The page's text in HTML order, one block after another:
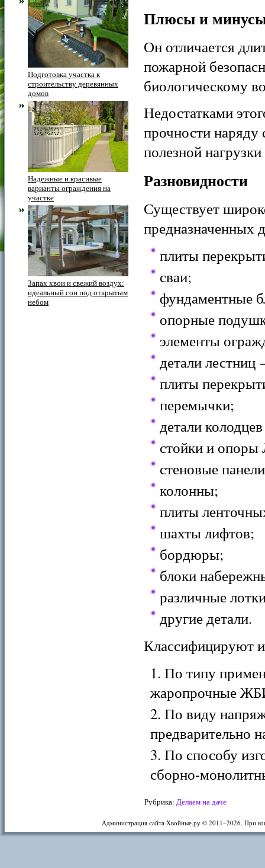
Подготовка участка к
строительству деревянных
домов
Надежные и красивые
варианты ограждения на
участке
Запах хвои и свежий воздух:
идеальный сон под открытым
небом
Плюсы и
Он отличается
пожарной
биологическому
Недостатками
прочности
полезной
Разновидности
Существует
предназначенных
плиты
сваи;
фундаментные
опорные
элементы
детали
плиты
перемычки;
детали
стойки и
стеновые
колонны;
плиты
шахты лифтов;
бордюры;
блоки
различные
другие детали.
Классифицируют
По типу
жаропрочные
По виду
предварительно
По способу
сборно-
Рубрика: Делаем на даче
Администрация сайта Хвойные.ру © 2011–2026. При